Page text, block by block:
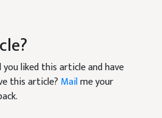
you liked this article and have
this article? Mailme your